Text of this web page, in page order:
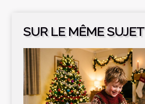
SUR LE MÊME SUJET